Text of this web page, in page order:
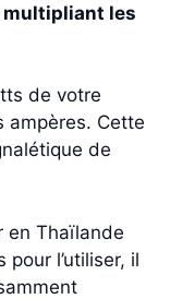
multipliant les
de votre
ampères. Cette
de
en Thaïlande
l’utiliser, il